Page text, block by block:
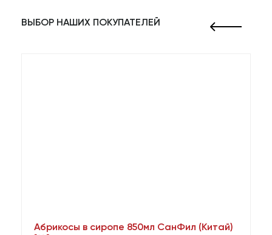
ВЫБОР НАШИХ ПОКУПАТЕЛЕЙ
Абрикосы в сиропе 850мл СанФил (Китай)